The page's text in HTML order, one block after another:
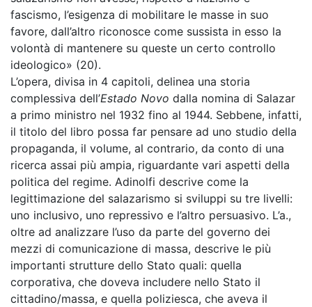
fascismo, l’esigenza di mobilitare le masse in suo
favore, dall’altro riconosce come sussista in esso la
volontà di mantenere su queste un certo controllo
ideologico» (20).
L’opera, divisa in 4 capitoli, delinea una storia
complessiva dell’Estado Novo dalla nomina di Salazar
a primo ministro nel 1932 fino al 1944. Sebbene, infatti,
il titolo del libro possa far pensare ad uno studio della
propaganda, il volume, al contrario, da conto di una
ricerca assai più ampia, riguardante vari aspetti della
politica del regime. Adinolfi descrive come la
legittimazione del salazarismo si sviluppi su tre livelli:
uno inclusivo, uno repressivo e l’altro persuasivo. L’a.,
oltre ad analizzare l’uso da parte del governo dei
mezzi di comunicazione di massa, descrive le più
importanti strutture dello Stato quali: quella
corporativa, che doveva includere nello Stato il
cittadino/massa, e quella poliziesca, che aveva il